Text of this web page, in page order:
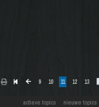
9 10 11 12 13
actieve topics nieuwe topics